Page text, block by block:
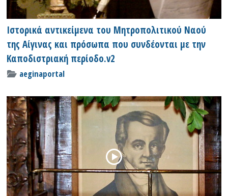
Ιστορικά αντικείμενα του Μητροπολιτικού Ναού
της Αίγινας και πρόσωπα που συνδέονται με την
Καποδιστριακή περίοδο.v2
aeginaportal